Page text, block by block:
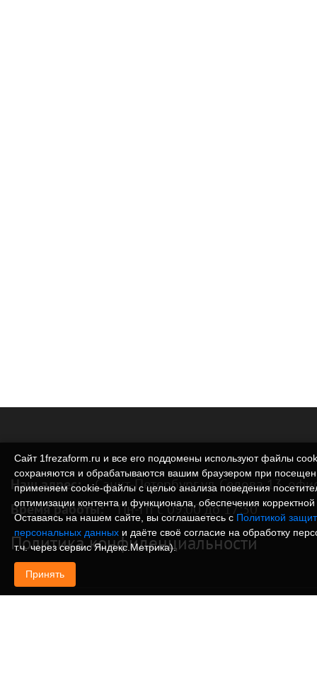
Наш адрес: Санкт-Петербург ул. Седова 13,
Время работы: Пн-Пт с 09:00 до 17:30
Политика конфиденциальности
Сайт 1frezaform.ru и все его поддомены используют файлы
сохраняются и обрабатываются вашим браузером при
применяем cookie‑файлы с целью анализа поведения
оптимизации контента и функционала, обеспечения
Оставаясь на нашем сайте, вы соглашаетесь с Политикой
персональных данных и даёте своё согласие на обработку
т.ч. через сервис Яндекс.Метрика).
Принять